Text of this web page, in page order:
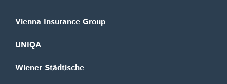
Vienna Insurance Group
UNIQA
Wiener Städtische